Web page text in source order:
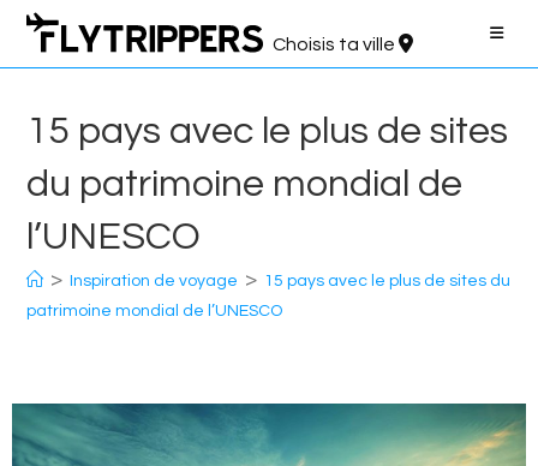
Aller
contenu
Choisis ta ville
15 pays avec le plus de sites
du patrimoine mondial de
l’UNESCO
> Inspiration de voyage > 15 pays avec le plus de sites du
patrimoine mondial de l’UNESCO